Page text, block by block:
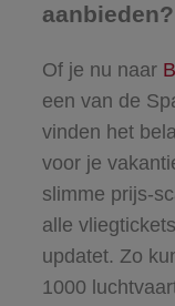
aanbieden?
Of je nu naar
een van de
vinden het
voor je
slimme prijs-
alle
updatet. Zo
1000